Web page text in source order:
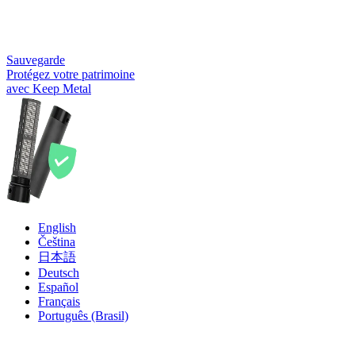
Sauvegarde
Protégez votre patrimoine
avec Keep Metal
English
Čeština
日本語
Deutsch
Español
Français
Português (Brasil)